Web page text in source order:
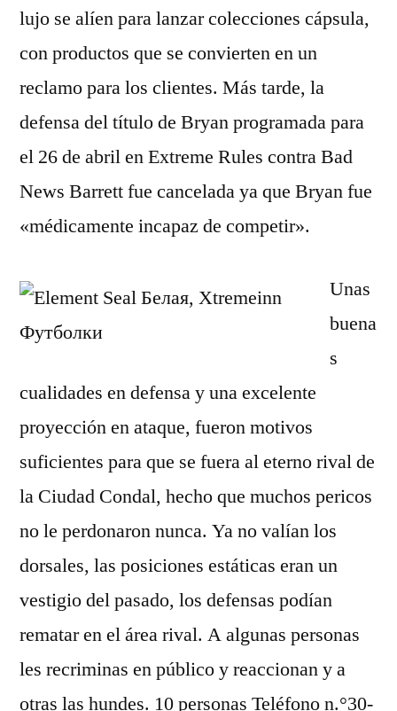
lujo se alíen para lanzar colecciones cápsula,
con productos que se convierten en un
reclamo para los clientes. Más tarde, la
defensa del título de Bryan programada para
el 26 de abril en Extreme Rules contra Bad
News Barrett fue cancelada ya que Bryan fue
«médicamente incapaz de competir».
Unas
buena
s
cualidades en defensa y una excelente
proyección en ataque, fueron motivos
suficientes para que se fuera al eterno rival de
la Ciudad Condal, hecho que muchos pericos
no le perdonaron nunca. Ya no valían los
dorsales, las posiciones estáticas eran un
vestigio del pasado, los defensas podían
rematar en el área rival. A algunas personas
les recriminas en público y reaccionan y a
otras las hundes. 10 personas Teléfono n.°30-